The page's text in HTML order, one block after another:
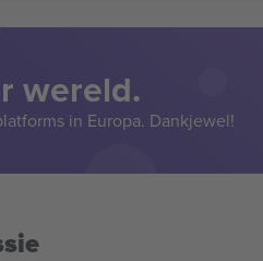
wereld.
in Europa. Dankjewel!